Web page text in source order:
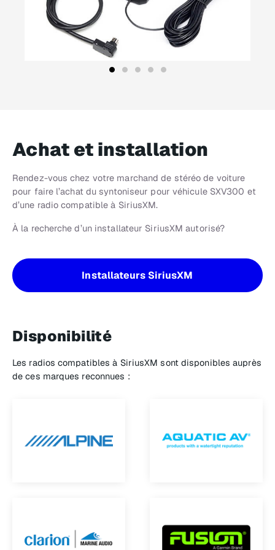
Achat et installation
Rendez-vous chez votre marchand de stéréo de voiture
pour faire l’achat du syntoniseur pour véhicule SXV300 et
d’une radio compatible à SiriusXM.
À la recherche d’un installateur SiriusXM autorisé?
Installateurs SiriusXM
Disponibilité
Les radios compatibles à SiriusXM sont disponibles auprès
de ces marques reconnues :